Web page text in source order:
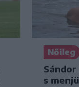
Nőileg
Sándor
s